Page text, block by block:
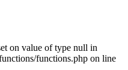
on value of type null in
functions.php on line